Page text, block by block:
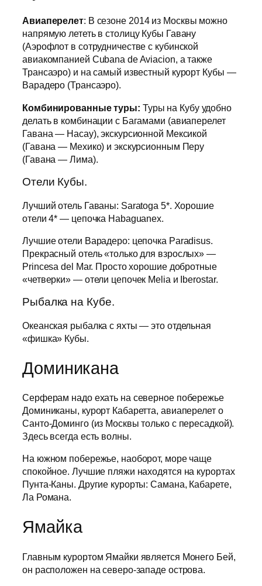
Авиаперелет: В сезоне 2014 из Москвы можно
напрямую лететь в столицу Кубы Гавану
(Аэрофлот в сотрудничестве с кубинской
авиакомпанией Cubana de Aviacion, а также
Трансаэро) и на самый известный курорт Кубы —
Варадеро (Трансаэро).
Комбинированные туры: Туры на Кубу удобно
делать в комбинации с Багамами (авиаперелет
Гавана — Насау), экскурсионной Мексикой
(Гавана — Мехико) и экскурсионным Перу
(Гавана — Лима).
Отели Кубы.
Лучший отель Гаваны: Saratoga 5*. Хорошие
отели 4* — цепочка Habaguanex.
Лучшие отели Варадеро: цепочка Paradisus.
Прекрасный отель «только для взрослых» —
Princesa del Mar. Просто хорошие добротные
«четверки» — отели цепочек Melia и Iberostar.
Рыбалка на Кубе.
Океанская рыбалка с яхты — это отдельная
«фишка» Кубы.
Доминикана
Серферам надо ехать на северное побережье
Доминиканы, курорт Кабаретта, авиаперелет о
Санто-Доминго (из Москвы только с пересадкой).
Здесь всегда есть волны.
На южном побережье, наоборот, море чаще
спокойное. Лучшие пляжи находятся на курортах
Пунта-Каны. Другие курорты: Самана, Кабарете,
Ла Романа.
Ямайка
Главным курортом Ямайки является Монего Бей,
он расположен на северо-западе острова.